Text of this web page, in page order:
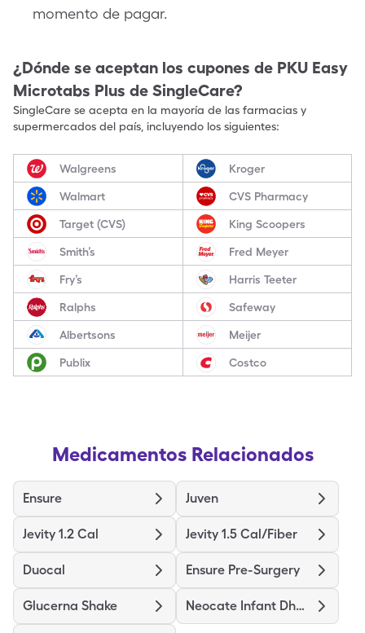
momento de pagar.
¿Dónde se aceptan los cupones de PKU Easy
Microtabs Plus de SingleCare?
SingleCare se acepta en la mayoría de las farmacias y
supermercados del país, incluyendo los siguientes:
Walgreens Kroger
Walmart CVS Pharmacy
Target (CVS) King Scoopers
Smith’s Fred Meyer
Fry’s Harris Teeter
Ralphs Safeway
Albertsons Meijer
Publix Costco
Medicamentos Relacionados
Ensure Juven
Jevity 1.2 Cal Jevity 1.5 Cal/Fiber
Duocal Ensure Pre-Surgery
Glucerna Shake Neocate Infant Dha/Ara